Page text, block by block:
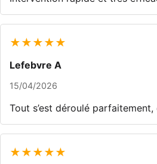
★★★★★
Lefebvre A
15/04/2026
Tout s’est déroulé
★★★★★